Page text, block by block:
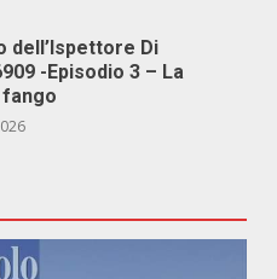
dell’Ispettore Di
-Episodio 3 – La